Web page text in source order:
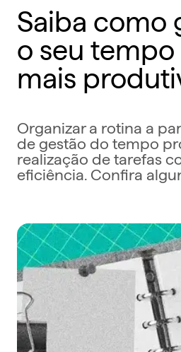
Saiba como
o seu tempo
mais
‍Organizar a rotina a
de gestão do tempo
realização de tarefas
eficiência. Confira